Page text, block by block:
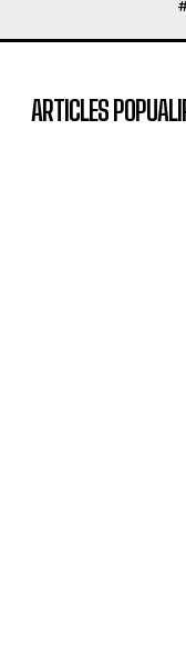
ARTICLES